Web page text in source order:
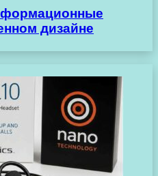
дизайне